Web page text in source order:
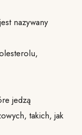
nazywany
jedzą
takich, jak